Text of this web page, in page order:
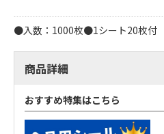
●入数：1000枚●1シート20枚付
商品詳細
おすすめ特集はこちら